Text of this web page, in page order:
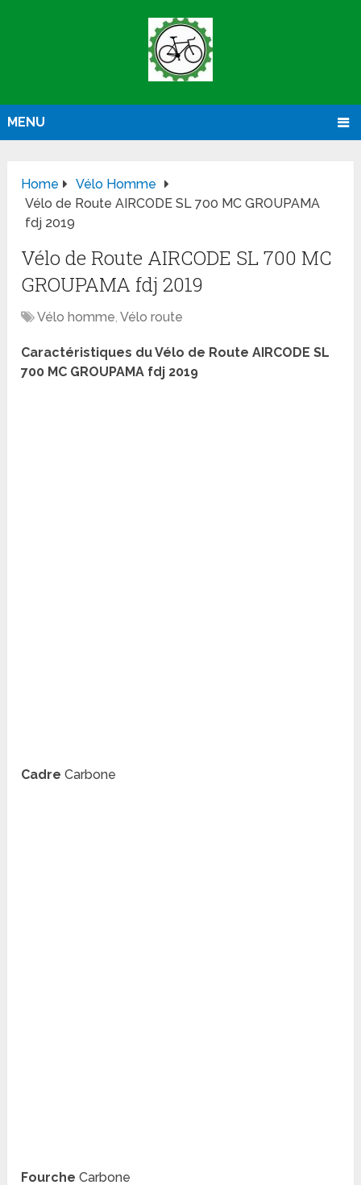
MENU
Home
Vélo Homme
Vélo de Route AIRCODE SL 700 MC GROUPAMA
fdj 2019
Vélo de Route AIRCODE SL 700 MC
GROUPAMA fdj 2019
Vélo homme,Vélo route
Caractéristiques du Vélo de Route AIRCODE SL
700 MC GROUPAMA fdj 2019
Cadre Carbone
Fourche Carbone